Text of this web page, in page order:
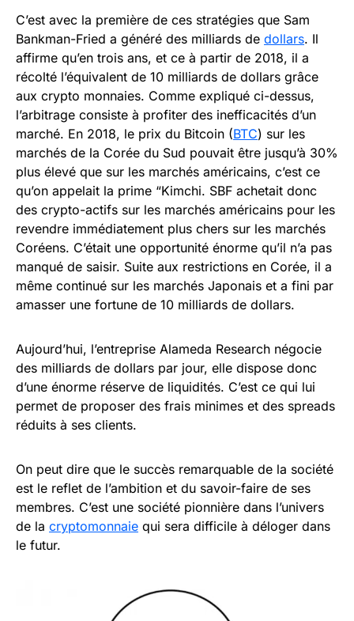
C’est avec la première de ces stratégies que Sam
Bankman-Fried a généré des milliards de dollars. Il
affirme qu’en trois ans, et ce à partir de 2018, il a
récolté l’équivalent de 10 milliards de dollars grâce
aux crypto monnaies. Comme expliqué ci-dessus,
l’arbitrage consiste à profiter des inefficacités d’un
marché. En 2018, le prix du Bitcoin (BTC) sur les
marchés de la Corée du Sud pouvait être jusqu’à 30%
plus élevé que sur les marchés américains, c’est ce
qu’on appelait la prime “Kimchi. SBF achetait donc
des crypto-actifs sur les marchés américains pour les
revendre immédiatement plus chers sur les marchés
Coréens. C’était une opportunité énorme qu’il n’a pas
manqué de saisir. Suite aux restrictions en Corée, il a
même continué sur les marchés Japonais et a fini par
amasser une fortune de 10 milliards de dollars.
Aujourd’hui, l’entreprise Alameda Research négocie
des milliards de dollars par jour, elle dispose donc
d’une énorme réserve de liquidités. C’est ce qui lui
permet de proposer des frais minimes et des spreads
réduits à ses clients.
On peut dire que le succès remarquable de la société
est le reflet de l’ambition et du savoir-faire de ses
membres. C’est une société pionnière dans l’univers
de la cryptomonnaie qui sera difficile à déloger dans
le futur.